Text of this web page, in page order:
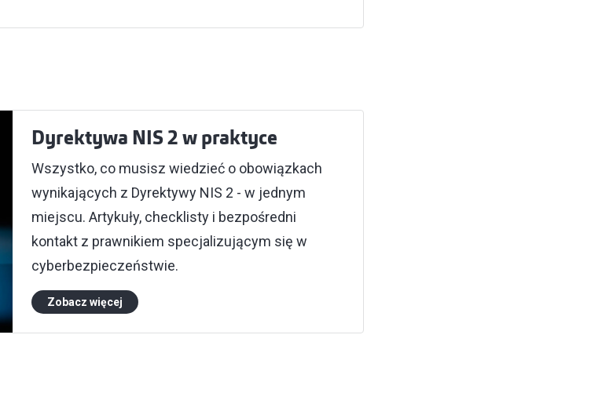
Dyrektywa NIS 2 w praktyce
Wszystko, co musisz wiedzieć o obowiązkach
wynikających​ z Dyrektywy NIS 2 - w jednym
miejscu.​ Artykuły, checklisty i bezpośredni
kontakt z prawnikiem specjalizującym się​ w
cyberbezpieczeństwie.
Zobacz więcej